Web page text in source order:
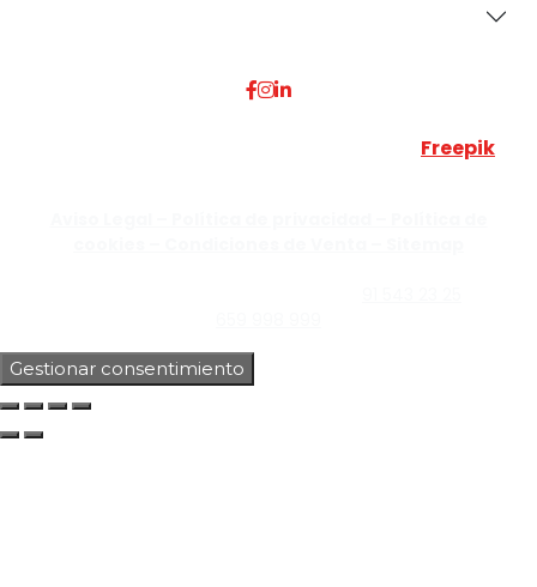
Freepik
Gestionar consentimiento